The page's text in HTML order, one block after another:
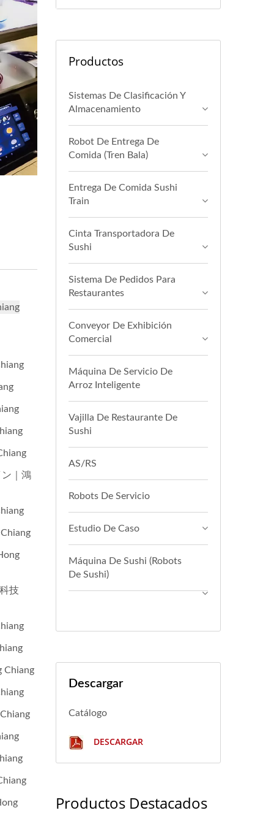
ン｜鴻
技
Chiang
Productos
Sistemas De Clasificación Y
Almacenamiento
Robot De Entrega De
Comida (Tren Bala)
Entrega De Comida Sushi
Train
Cinta Transportadora De
Sushi
Sistema De Pedidos Para
Restaurantes
Conveyor De Exhibición
Comercial
Máquina De Servicio De
Arroz Inteligente
Vajilla De Restaurante De
Sushi
AS/RS
Robots De Servicio
Estudio De Caso
Máquina De Sushi (Robots
De Sushi)
Descargar
Catálogo
DESCARGAR
Productos Destacados